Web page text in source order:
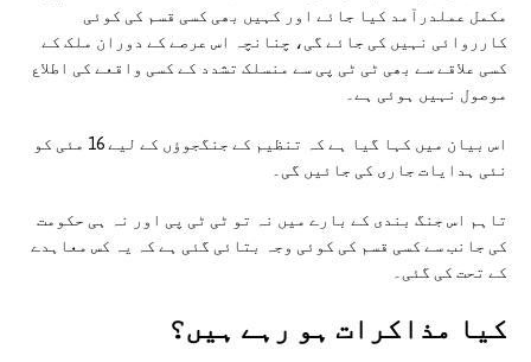
مکمل عملدرآمد کیا جائے اور کہیں بھی کسی قسم کی کوئی
کارروائی نہیں کی جائے گی، چنانچہ اس عرصے کے دوران ملک کے
کسی علاقے سے بھی ٹی ٹی پی سے منسلک تشدد کے کسی واقعے کی اطلاع
موصول نہیں ہوئی ہے۔
اس بیان میں کہا گیا ہے کہ تنظیم کے جنگجوؤں کے لیے 16 مئی کو
نئی ہدایات جاری کی جائیں گی۔
تاہم اس جنگ بندی کے بارے میں نہ تو ٹی ٹی پی اور نہ ہی حکومت
کی جانب سے کسی قسم کی کوئی وجہ بتائی گئی ہے کہ یہ کس معاہدے
کے تحت کی گئی۔
کیا مذاکرات ہو رہے ہیں؟